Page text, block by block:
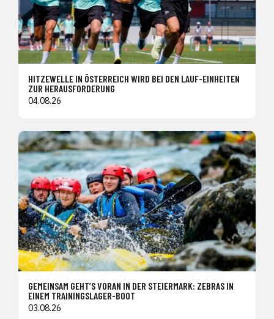
HITZEWELLE IN ÖSTERREICH WIRD BEI DEN LAUF-EINHEITEN
ZUR HERAUSFORDERUNG
04.08.26
GEMEINSAM GEHT’S VORAN IN DER STEIERMARK: ZEBRAS IN
EINEM TRAININGSLAGER-BOOT
03.08.26